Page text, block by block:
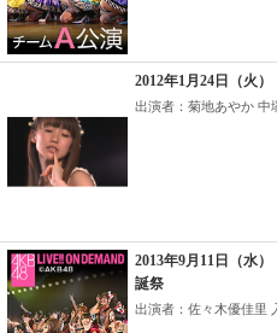
2012年1月24日（火
出演者：菊地あやか 中
2013年9月11日（水
誕祭
出演者：佐々木優佳里